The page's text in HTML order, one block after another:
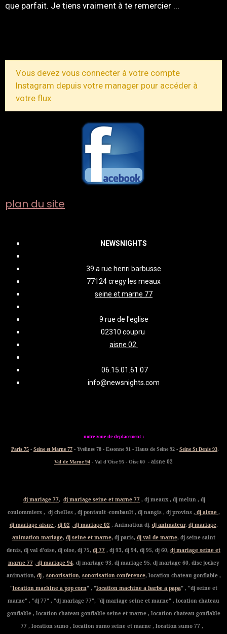
que parfait. Je tiens vraiment à te remercier ...
Vous devez vous connecter à votre compte
Instagram depuis votre manager pour accéder à
votre flux
plan du site
NEWSNIGHTS
39 a rue henri barbusse
77124 cregy les meaux
seine et marne 77
9 rue de l'eglise
02310 coupru
aisne 02
06.15.01.61.07
info@newsnights.com
notre zone de deplacement :
Paris 75 - Seine et Marne 77 - Yvelines 78 - Essonne 91 - Hauts de Seine 92 - Seine St Denis 93,
Val de Marne 94 - Val d'Oise 95 - Oise 60 - aisne 02
dj mariage 77, dj mariage seine et marne 77 , dj meaux , dj melun , dj
coulommiers , dj chelles , dj pontault -combault , dj nangis , dj provins ,dj aisne ,
dj mariage aisne , dj 02 ,dj mariage 02 , Animation dj, dj animateur, dj mariage,
animation mariage, dj seine et marne,dj paris, dj val de marne, dj seine saint
denis, dj val d'oise, dj oise, dj 75, dj 77 , dj 93, dj 94, dj 95, dj 60, dj mariage seine et
marne 77,dj mariage 94, dj mariage 93, dj mariage 95, dj mariage 60, disc jockey
animation, dj , sonorisation, sonorisation conference, location chateau gonflable ,
"location machine a pop corn" , "location machine a barbe a papa" , "dj seine et
marne" , "dj 77" , "dj mariage 77", "dj mariage seine et marne" , location chateau
gonflable , location chateau gonflable seine et marne , location chateau gonflable
77 , location sumo , location sumo seine et marne , location sumo 77 ,